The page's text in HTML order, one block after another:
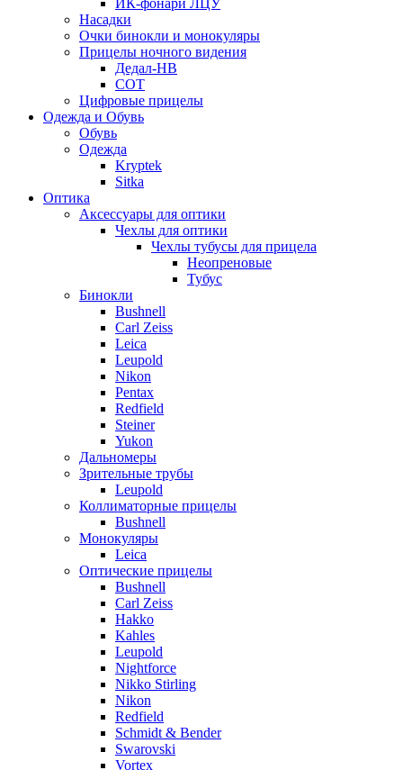
ИК-фонари ЛЦУ
Насадки
Очки бинокли и монокуляры
Прицелы ночного видения
Дедал-НВ
СОТ
Цифровые прицелы
Одежда и Обувь
Обувь
Одежда
Kryptek
Sitka
Оптика
Аксессуары для оптики
Чехлы для оптики
Чехлы тубусы для прицела
Неопреновые
Тубус
Бинокли
Bushnell
Carl Zeiss
Leica
Leupold
Nikon
Pentax
Redfield
Steiner
Yukon
Дальномеры
Зрительные трубы
Leupold
Коллиматорные прицелы
Bushnell
Монокуляры
Leica
Оптические прицелы
Bushnell
Carl Zeiss
Hakko
Kahles
Leupold
Nightforce
Nikko Stirling
Nikon
Redfield
Schmidt & Bender
Swarovski
Vortex